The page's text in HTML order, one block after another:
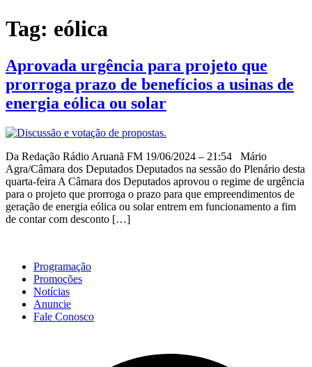
Tag: eólica
Aprovada urgência para projeto que
prorroga prazo de benefícios a usinas de
energia eólica ou solar
Da Redação Rádio Aruanã FM 19/06/2024 – 21:54 Mário
Agra/Câmara dos Deputados Deputados na sessão do Plenário desta
quarta-feira A Câmara dos Deputados aprovou o regime de urgência
para o projeto que prorroga o prazo para que empreendimentos de
geração de energia eólica ou solar entrem em funcionamento a fim
de contar com desconto […]
Programação
Promoções
Notícias
Anuncie
Fale Conosco